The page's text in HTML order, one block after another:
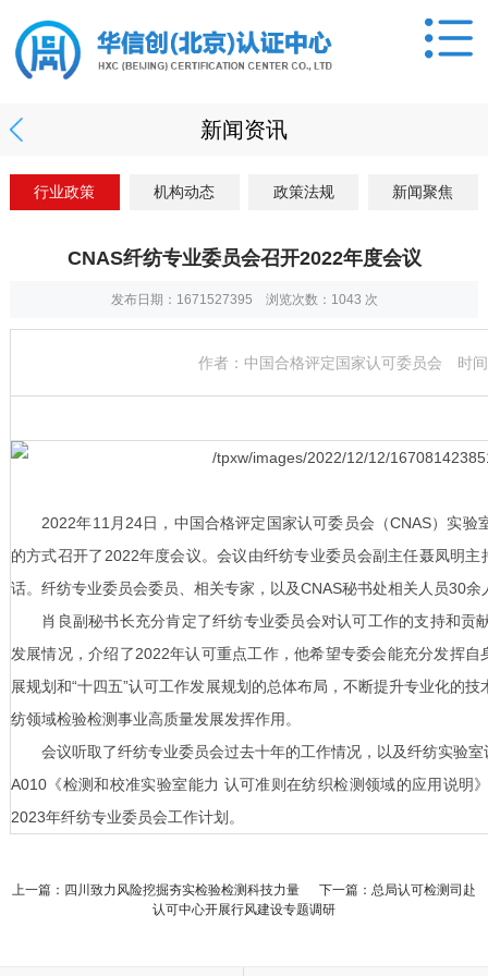
新闻资讯
行业政策 机构动态 政策法规 新闻聚焦
CNAS纤纺专业委员会召开2022年度会议
发布日期：1671527395 浏览次数： 1043 次
作者：中国合格评定国家认可委员会 时
2022年11月24日，中国合格评定国家认可委员会（CNAS）实验
的方式召开了2022年度会议。会议由纤纺专业委员会副主任聂凤明
话。纤纺专业委员会委员、相关专家，以及CNAS秘书处相关人员30余
肖良副秘书长充分肯定了纤纺专业委员会对认可工作的支持和贡
发展情况，介绍了2022年认可重点工作，他希望专委会能充分发挥自
展规划和“十四五”认可工作发展规划的总体布局，不断提升专业化的
纺领域检验检测事业高质量发展发挥作用。
会议听取了纤纺专业委员会过去十年的工作情况，以及纤纺实验室
A010《检测和校准实验室能力 认可准则在纺织检测领域的应用说明
2023年纤纺专业委员会工作计划。
上一篇：四川致力风险挖掘夯实检验检测科技力量
下一篇：总局认可检测司赴
认可中心开展行风建设专题调研